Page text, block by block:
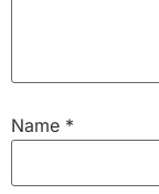
Name *